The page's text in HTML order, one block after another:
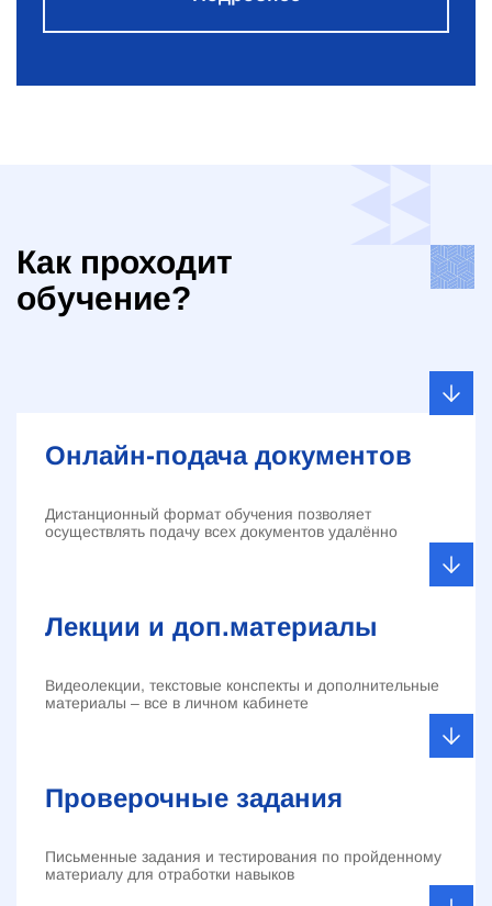
Как проходит
обучение?
Онлайн-подача документов
Дистанционный формат обучения позволяет
осуществлять подачу всех документов удалённо
Лекции и доп.материалы
Видеолекции, текстовые конспекты и дополнительные
материалы – все в личном кабинете
Проверочные задания
Письменные задания и тестирования по пройденному
материалу для отработки навыков